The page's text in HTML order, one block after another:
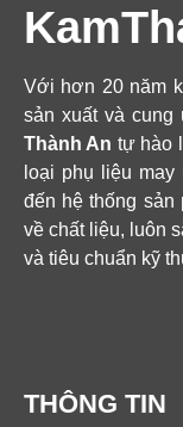
Với hơn 20 năm
sản xuất và cung
Thành An tự hào
loại phụ liệu
đến hệ thống sản
về chất liệu, luôn
và tiêu chuẩn kỹ
THÔNG TIN